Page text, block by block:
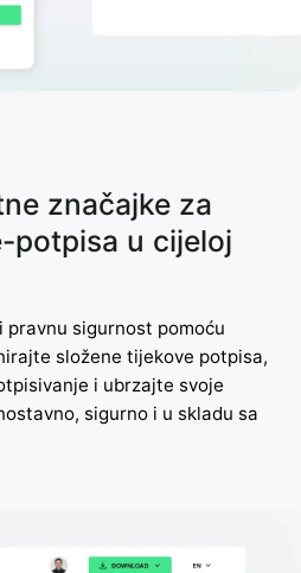
značajke za
potpisa u cijeloj
sigurnost pomoću
složene tijekove potpisa,
i ubrzajte svoje
sigurno i u skladu sa